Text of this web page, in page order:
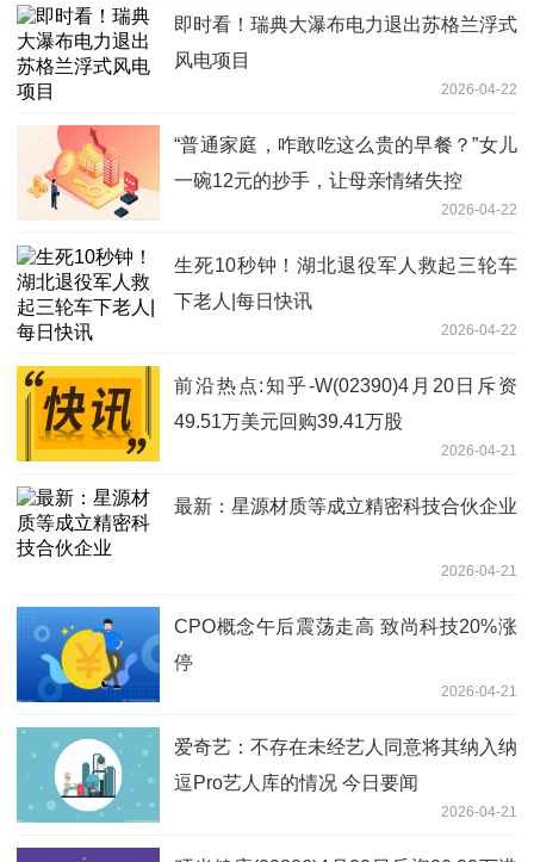
即时看！瑞典大瀑布电力退出苏格兰浮式
风电项目
2026-04-22
“普通家庭，咋敢吃这么贵的早餐？”女儿
一碗12元的抄手，让母亲情绪失控
2026-04-22
生死10秒钟！湖北退役军人救起三轮车
下老人|每日快讯
2026-04-22
前沿热点:知乎-W(02390)4月20日斥资
49.51万美元回购39.41万股
2026-04-21
最新：星源材质等成立精密科技合伙企业
2026-04-21
CPO概念午后震荡走高 致尚科技20%涨
停
2026-04-21
爱奇艺：不存在未经艺人同意将其纳入纳
逗Pro艺人库的情况 今日要闻
2026-04-21